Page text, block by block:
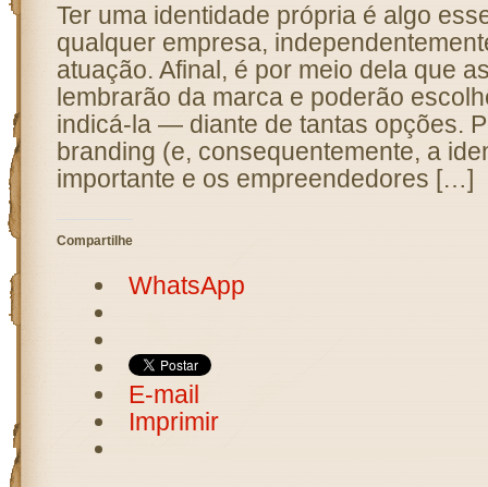
Ter uma identidade própria é algo
qualquer empresa,
atuação. Afinal, é por meio dela que
lembrarão da marca e poderão
indicá-la — diante de tantas opções.
branding (e, consequentemente, a
importante e os empreendedores […]
Compartilhe
WhatsApp
E-mail
Imprimir